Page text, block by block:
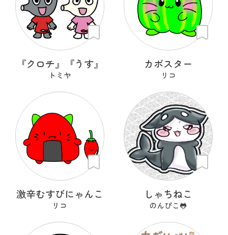
『クロチ』『うす』
トミヤ
カボスター
リコ
激辛むすびにゃんこ
リコ
しゃちねこ
のんぴこ🐸